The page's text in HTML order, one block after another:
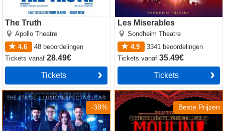
The Truth
Apollo Theatre
4.6
48 beoordelingen
Ticketsvanaf28.49€
Tickets
Les Miserables
Sondheim Theatre
4.9
3341 beoordelingen
Ticketsvanaf35.49€
Tickets
-38%
Now You See Me
Beste Prijzen
Moulin Rouge! The Musical